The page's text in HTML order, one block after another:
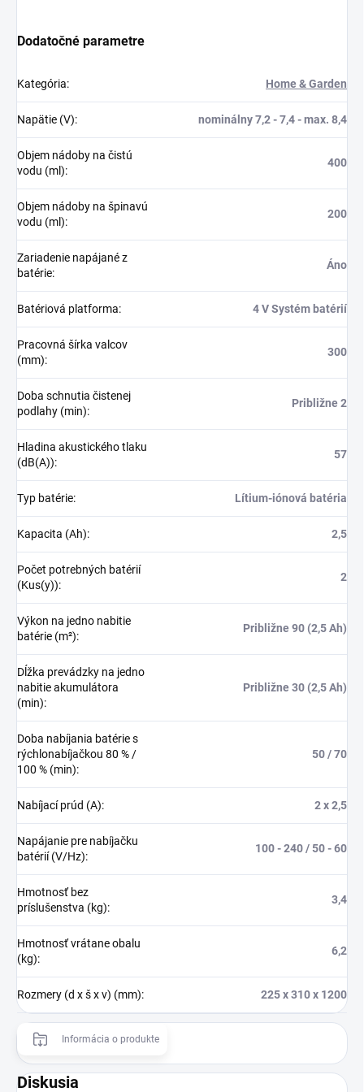
Dodatočné parametre
Kategória: Home & Garden
Napätie (V): nominálny 7,2 - 7,4 - max. 8,4
Objem nádoby na čistú
vodu (ml):
400
Objem nádoby na špinavú
vodu (ml):
200
Zariadenie napájané z
batérie:
Áno
Batériová platforma: 4 V Systém batérií
Pracovná šírka valcov
(mm):
300
Doba schnutia čistenej
podlahy (min):
Približne 2
Hladina akustického tlaku
(dB(A)):
57
Typ batérie: Lítium-iónová batéria
Kapacita (Ah): 2,5
Počet potrebných batérií
(Kus(y)):
2
Výkon na jedno nabitie
batérie (m²):
Približne 90 (2,5 Ah)
Dĺžka prevádzky na jedno
nabitie akumulátora
(min):
Približne 30 (2,5 Ah)
Doba nabíjania batérie s
rýchlonabíjačkou 80 % /
100 % (min):
50 / 70
Nabíjací prúd (A): 2 x 2,5
Napájanie pre nabíjačku
batérií (V/Hz):
100 - 240 / 50 - 60
Hmotnosť bez
príslušenstva (kg):
3,4
Hmotnosť vrátane obalu
(kg):
6,2
Rozmery (d x š x v) (mm): 225 x 310 x 1200
Informácia o produkte
Diskusia